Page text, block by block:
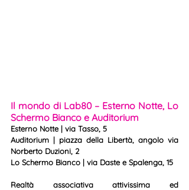
Il mondo di Lab80 – Esterno Notte, Lo
Schermo Bianco e Auditorium
Esterno Notte | via Tasso, 5
Auditorium | piazza della Libertà, angolo via
Norberto Duzioni, 2
Lo Schermo Bianco | via Daste e Spalenga, 15
Realtà associativa attivissima ed